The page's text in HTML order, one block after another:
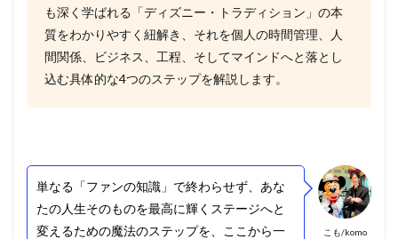
も深く学ばれる「ディズニー・トラディション」の本
質をわかりやすく紐解き、それを個人の時間管理、人
間関係、ビジネス、工程、そしてマインドへと落とし
込む具体的な4つのステップを解説します。
こも/komo
単なる「ファンの知識」で終わらせず、あな
たの人生そのものを最高に輝くステージへと
変えるための魔法のステップを、ここから一